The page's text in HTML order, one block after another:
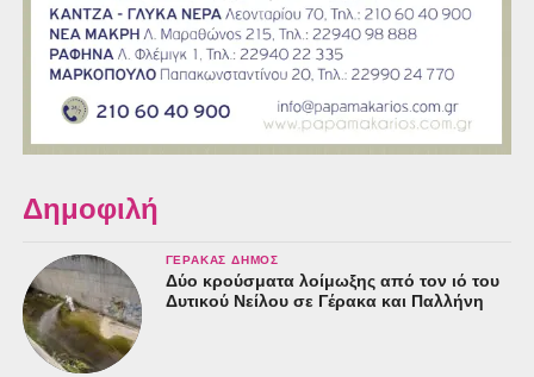
Δημοφιλή
ΓΈΡΑΚΑΣ ΔΉΜΟΣ
Δύο κρούσματα λοίμωξης από τον ιό του
Δυτικού Νείλου σε Γέρακα και Παλλήνη